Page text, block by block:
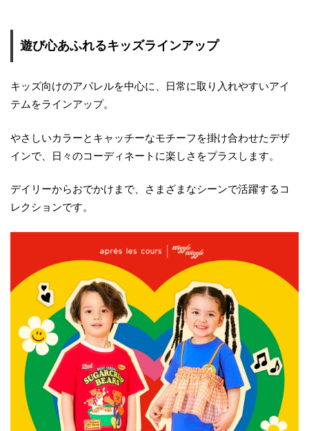
遊び心あふれるキッズラインアップ
キッズ向けのアパレルを中心に、日常に取り入れやすいアイ
テムをラインアップ。
やさしいカラーとキャッチーなモチーフを掛け合わせたデザ
インで、日々のコーディネートに楽しさをプラスします。
デイリーからおでかけまで、さまざまなシーンで活躍するコ
レクションです。